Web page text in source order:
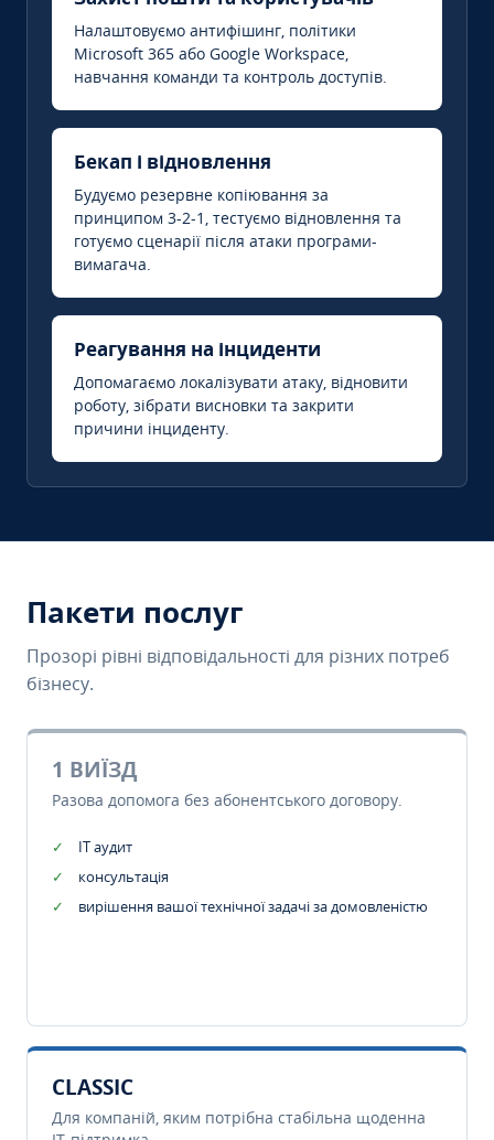
Налаштовуємо антифішинг, політики
Microsoft 365 або Google Workspace,
навчання команди та контроль доступів.
Бекап і відновлення
Будуємо резервне копіювання за
принципом 3-2-1, тестуємо відновлення та
готуємо сценарії після атаки програми-
вимагача.
Реагування на інциденти
Допомагаємо локалізувати атаку, відновити
роботу, зібрати висновки та закрити
причини інциденту.
Пакети послуг
Прозорі рівні відповідальності для різних потреб
бізнесу.
1 ВИЇЗД
Разова допомога без абонентського договору.
IT аудит
консультація
вирішення вашої технічної задачі за домовленістю
CLASSIC
Для компаній, яким потрібна стабільна щоденна